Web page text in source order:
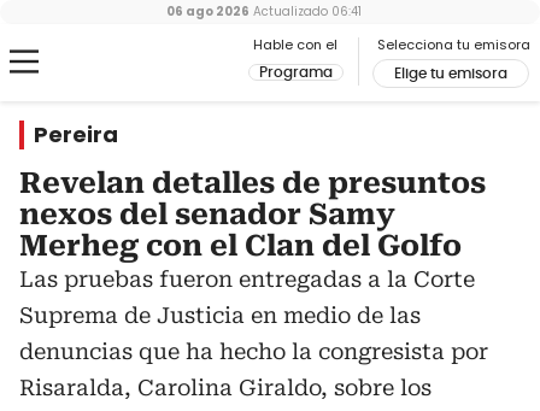
Hable con el
Programa
Selecciona tu emisora
Elige tu emisora
06 ago 2026 Actualizado 06:41
Pereira
Revelan detalles de presuntos
nexos del senador Samy
Merheg con el Clan del Golfo
Las pruebas fueron entregadas a la Corte
Suprema de Justicia en medio de las
denuncias que ha hecho la congresista por
Risaralda, Carolina Giraldo, sobre los